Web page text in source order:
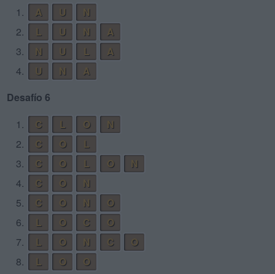
1.
A U
N
2.
L U N
A
3.
N U L
A
4.
U N
A
Desafío 6
1.
C L O
N
2.
C O
L
3.
C O L O
N
4.
C O
N
5.
C O N
O
6.
L O C
O
7.
L O N C
O
8.
L O
O